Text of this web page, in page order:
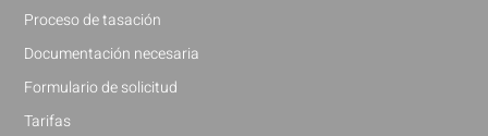
Proceso de tasación
Documentación necesaria
Formulario de solicitud
Tarifas